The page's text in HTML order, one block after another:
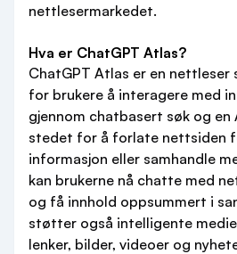
nettlesermarkedet.
Hva er ChatGPT Atlas?
ChatGPT Atlas er en nettleser
for brukere å interagere med
gjennom chatbasert søk og en
stedet for å forlate nettsiden
informasjon eller samhandle
kan brukerne nå chatte med
og få innhold oppsummert i
støtter også intelligente
lenker, bilder, videoer og